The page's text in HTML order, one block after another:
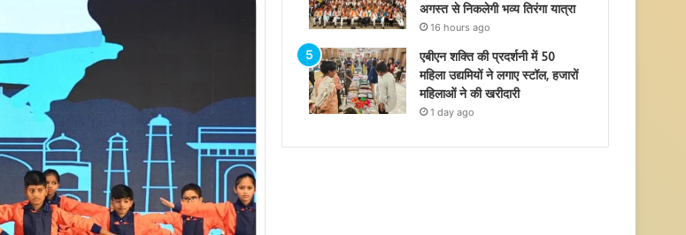
अगस्त से निकलेगी भव्य तिरंगा यात्रा
16 hours ago
एबीएन शक्ति की प्रदर्शनी में 50
महिला उद्यमियों ने लगाए स्टॉल, हजारों
महिलाओं ने की खरीदारी
1 day ago